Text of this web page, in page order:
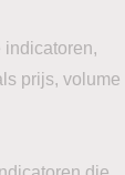
indicatoren,
prijs, volume